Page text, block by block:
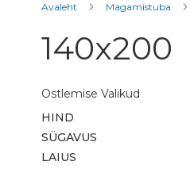
Avaleht Magamistuba
140x200
Ostlemise Valikud
HIND
SÜGAVUS
LAIUS